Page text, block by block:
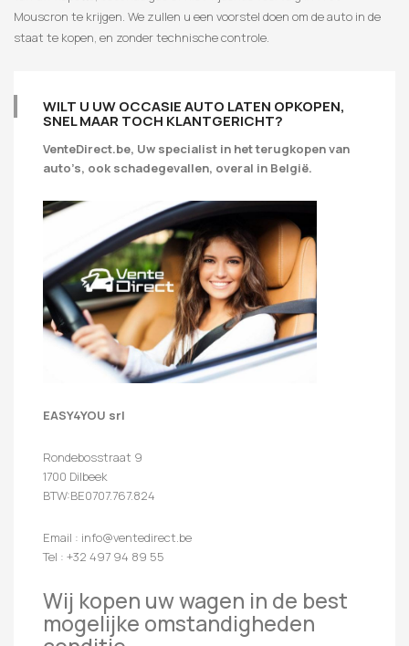
Mouscron te krijgen. We zullen u een voorstel doen om de auto in de
staat te kopen, en zonder technische controle.
WILT U UW OCCASIE AUTO LATEN OPKOPEN,
SNEL MAAR TOCH KLANTGERICHT?
VenteDirect.be, Uw specialist in het terugkopen van
auto’s, ook schadegevallen, overal in België.
EASY4YOU srl
Rondebosstraat 9
1700 Dilbeek
BTW:BE0707.767.824
Email : info@ventedirect.be
Tel : +32 497 94 89 55
Wij kopen uw wagen in de best
mogelijke omstandigheden